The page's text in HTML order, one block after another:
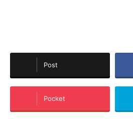
Post
Pocket